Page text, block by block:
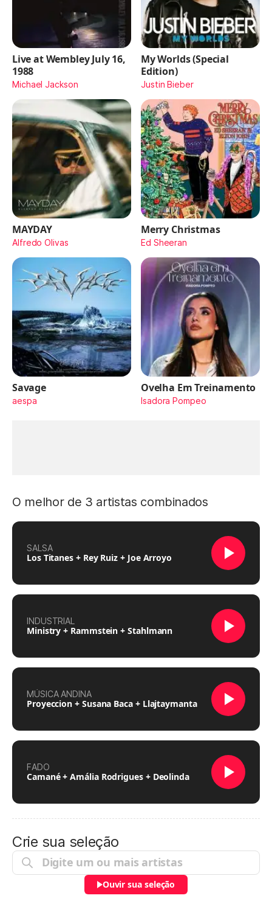
Live at Wembley July 16,
1988
Michael Jackson
My Worlds (Special
Edition)
Justin Bieber
MAYDAY
Alfredo Olivas
Merry Christmas
Ed Sheeran
Savage
aespa
Ovelha Em Treinamento
Isadora Pompeo
O melhor de 3 artistas combinados
SALSA
Los Titanes + Rey Ruiz + Joe Arroyo
INDUSTRIAL
Ministry + Rammstein + Stahlmann
MÚSICA ANDINA
Proyeccion + Susana Baca + Llajtaymanta
FADO
Camané + Amália Rodrigues + Deolinda
Crie sua seleção
Ouvir sua seleção